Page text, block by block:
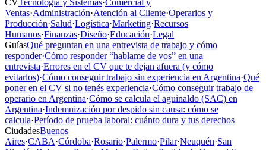
Ventas·Administración·Atención al Cliente·Operarios y
Producción·Salud·Logística·Marketing·Recursos
Humanos·Finanzas·Diseño·Educación·Legal
GuíasQué preguntan en una entrevista de trabajo y cómo
responder·Cómo responder “hablame de vos” en una
entrevista·Errores en el CV que te dejan afuera (y cómo
evitarlos)·Cómo conseguir trabajo sin experiencia en Argentina·Qué
poner en el CV si no tenés experiencia·Cómo conseguir trabajo de
operario en Argentina·Cómo se calcula el aguinaldo (SAC) en
Argentina·Indemnización por despido sin causa: cómo se
calcula·Período de prueba laboral: cuánto dura y tus derechos
CiudadesBuenos
Aires·CABA·Córdoba·Rosario·Palermo·Pilar·Neuquén·San